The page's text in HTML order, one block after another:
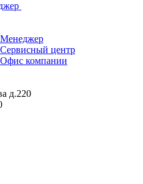
Менеджер
Сервисный центр
Офис компании
д.220